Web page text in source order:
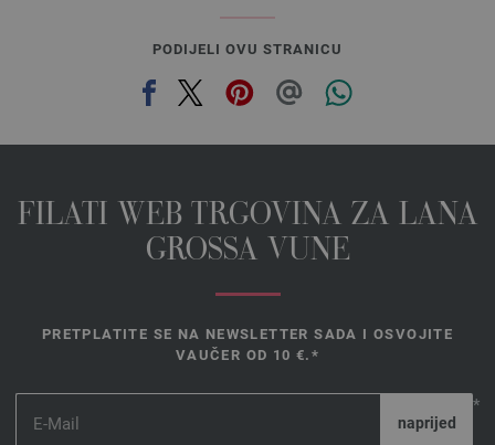
PODIJELI OVU STRANICU
FILATI WEB TRGOVINA ZA LANA
GROSSA VUNE
PRETPLATITE SE NA NEWSLETTER SADA I OSVOJITE
VAUČER OD 10 €.*
*